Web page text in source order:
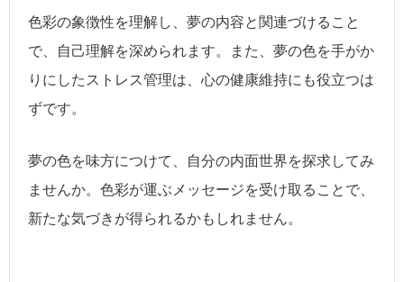
色彩の象徴性を理解し、夢の内容と関連づけること
で、自己理解を深められます。また、夢の色を手がか
りにしたストレス管理は、心の健康維持にも役立つは
ずです。
夢の色を味方につけて、自分の内面世界を探求してみ
ませんか。色彩が運ぶメッセージを受け取ることで、
新たな気づきが得られるかもしれません。